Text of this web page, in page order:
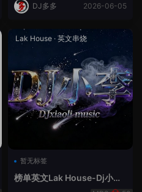
DJ多多 2026-06-05
Lak House · 英文串烧
暂无标签
榜单英文Lak House-Dj小李